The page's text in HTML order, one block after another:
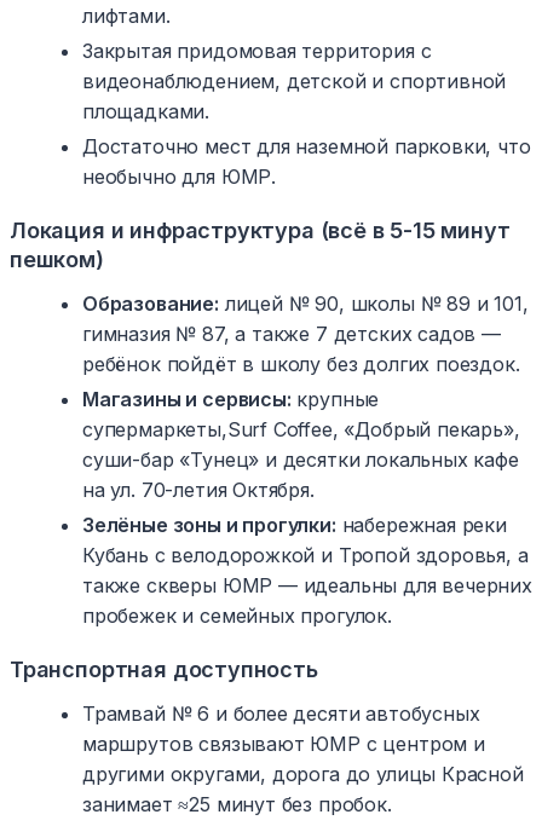
лифтами.
Закрытая придомовая территория с
видеонаблюдением, детской и спортивной
площадками.
Достаточно мест для наземной парковки, что
необычно для ЮМР.
Локация и инфраструктура (всё в 5-15 минут
пешком)
Образование: лицей № 90, школы № 89 и 101,
гимназия № 87, а также 7 детских садов —
ребёнок пойдёт в школу без долгих поездок.
Магазины и сервисы: крупные
супермаркеты,Surf Coffee, «Добрый пекарь»,
суши-бар «Тунец» и десятки локальных кафе
на ул. 70-летия Октября.
Зелёные зоны и прогулки: набережная реки
Кубань с велодорожкой и Тропой здоровья, а
также скверы ЮМР — идеальны для вечерних
пробежек и семейных прогулок.
Транспортная доступность
Трамвай № 6 и более десяти автобусных
маршрутов связывают ЮМР с центром и
другими округами, дорога до улицы Красной
занимает ≈25 минут без пробок.